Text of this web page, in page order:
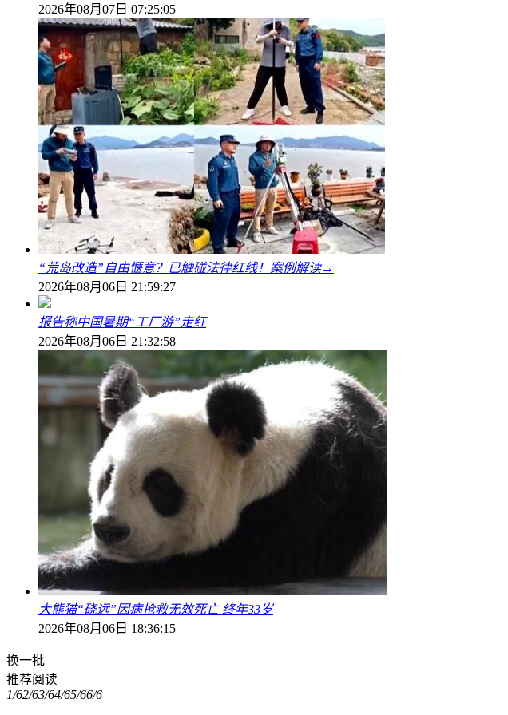
2026年08月07日 07:25:05
“荒岛改造”自由惬意？已触碰法律红线！案例解读→
2026年08月06日 21:59:27
报告称中国暑期“工厂游”走红
2026年08月06日 21:32:58
大熊猫“硗远”因病抢救无效死亡 终年33岁
2026年08月06日 18:36:15
换一批
推荐阅读
1/62/63/64/65/66/6